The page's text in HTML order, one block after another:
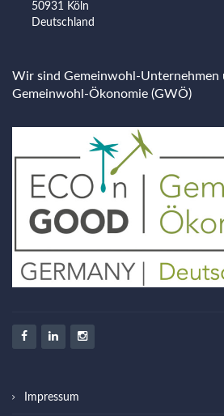
50931 Köln
Deutschland
Wir sind Gemeinwohl-Unternehmen
Gemeinwohl-Ökonomie (GWÖ)
Impressum